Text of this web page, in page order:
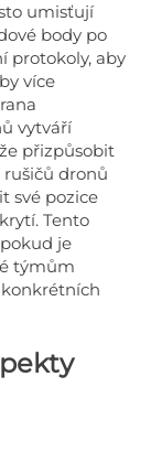
umisťují
body po
protokoly, aby
více
vytváří
přizpůsobit
dronů
své pozice
Tento
je
týmům